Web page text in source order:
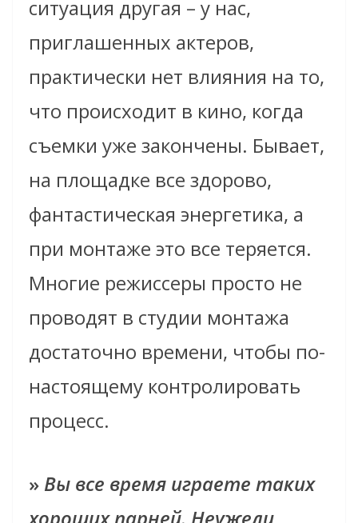
ситуация другая – у нас,
приглашенных актеров,
практически нет влияния на то,
что происходит в кино, когда
съемки уже закончены. Бывает,
на площадке все здорово,
фантастическая энергетика, а
при монтаже это все теряется.
Многие режиссеры просто не
проводят в студии монтажа
достаточно времени, чтобы по-
настоящему контролировать
процесс.
» Вы все время играете таких